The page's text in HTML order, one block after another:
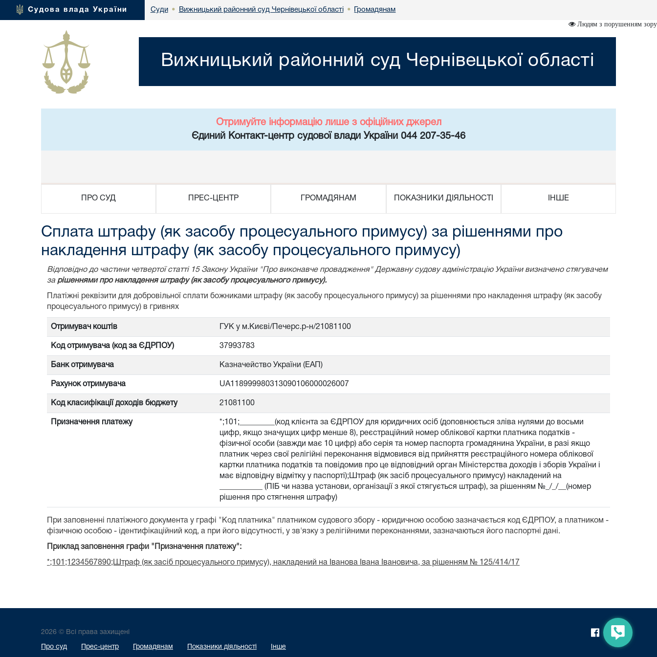
Судова влада України Суди • Вижницький районний суд Чернівецької області • Громадянам
Людям з порушенням зору
Вижницький районний суд Чернівецької області
Отримуйте інформацію лише з офіційних джерел
Єдиний Контакт-центр судової влади України 044 207-35-46
ПРО СУД ПРЕС-ЦЕНТР ГРОМАДЯНАМ ПОКАЗНИКИ ДІЯЛЬНОСТІ ІНШЕ
Сплата штрафу (як засобу процесуального примусу) за рішеннями про
накладення штрафу (як засобу процесуального примусу)
Відповідно до частини четвертої статті 15 Закону України "Про виконавче провадження" Державну судову адміністрацію України визначено стягувачем
за рішеннями про накладення штрафу (як засобу процесуального примусу).
Платіжні реквізити для добровільної сплати божниками штрафу (як засобу процесуального примусу) за рішеннями про накладення штрафу (як засобу
процесуального примусу) в гривнях
Отримувач коштів ГУК у м.Києві/Печерс.р-н/21081100
Код отримувача (код за ЄДРПОУ) 37993783
Банк отримувача Казначейство України (ЕАП)
Рахунок отримувача UA118999980313090106000026007
Код класифікації доходів бюджету 21081100
Призначення платежу
*;101;_________(код клієнта за ЄДРПОУ для юридичних осіб (доповнюється зліва нулями до восьми
цифр, якщо значущих цифр менше 8), реєстраційний номер облікової картки платника податків -
фізичної особи (завжди має 10 цифр) або серія та номер паспорта громадянина України, в разі якщо
платник через свої релігійні переконання відмовився від прийняття реєстраційного номера облікової
картки платника податків та повідомив про це відповідний орган Міністерства доходів і зборів України і
має відповідну відмітку у паспорті);Штраф (як засіб процесуального примусу) накладений на
___________ (ПІБ чи назва установи, організації з якої стягується штраф), за рішенням №_/_/__(номер
рішення про стягнення штрафу)
При заповненні платіжного документа у графі "Код платника" платником судового збору - юридичною особою зазначається код ЄДРПОУ, а платником -
фізичною особою - ідентифікаційний код, а при його відсутності, у зв'язку з релігійними переконаннями, зазначаються його паспортні дані.
Приклад заповнення графи "Призначення платежу":
*;101;1234567890;Штраф (як засіб процесуального примусу), накладений на Іванова Івана Івановича, за рішенням № 125/414/17
2026 © Всі права захищені
Про суд Прес-центр Громадянам Показники діяльності Інше